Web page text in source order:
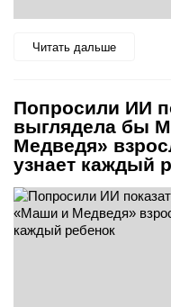
Читать дальше
Попросили ИИ
выглядела бы
Медведя»
узнает каждый